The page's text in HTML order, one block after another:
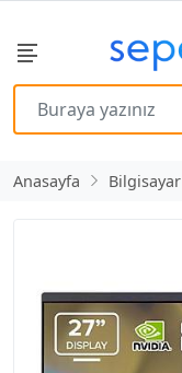
Anasayfa Bilgisayar